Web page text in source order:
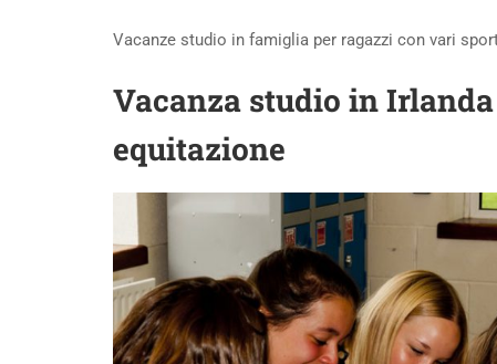
Vacanze studio in famiglia per ragazzi con vari
Vacanza studio in
equitazione